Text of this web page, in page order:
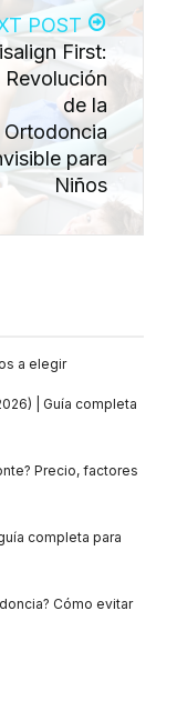
POST
First:
Revolución
de la
Ortodoncia
para
Niños
a elegir
| Guía completa
Precio, factores
completa para
Cómo evitar